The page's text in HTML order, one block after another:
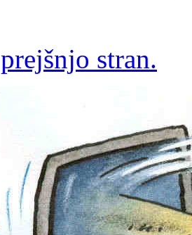
prejšnjo stran.